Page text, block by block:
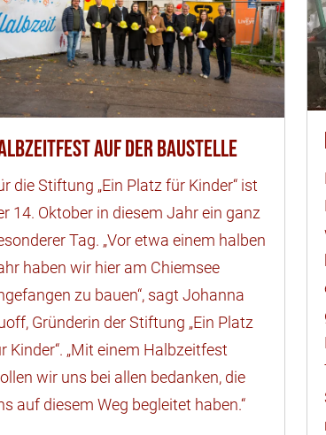
auf der Baustelle
die Stiftung „Ein Platz für Kinder“ ist
14. Oktober in diesem Jahr ein ganz
Tag. „Vor etwa einem halben
haben wir hier am Chiemsee
zu bauen“, sagt Johanna
Gründerin der Stiftung „Ein Platz
Kinder“. „Mit einem Halbzeitfest
wir uns bei allen bedanken, die
auf diesem Weg begleitet haben.“